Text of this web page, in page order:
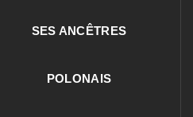
SES ANCÊTRES
POLONAIS